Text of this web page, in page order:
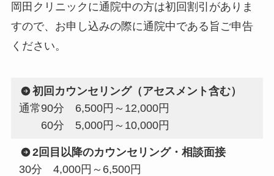
岡田クリニックに通院中の方は初回割引がありま
すので、お申し込みの際に通院中である旨ご申告
ください。
初回カウンセリング（アセスメント含む）
通常90分 6,500円～12,000円
60分 5,000円～10,000円
2回目以降のカウンセリング・相談面接
30分 4,000円～6,500円